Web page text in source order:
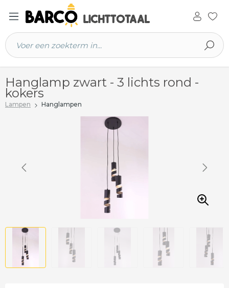
hoofdinhoud
Hanglamp zwart - 3 lichts rond -
kokers
Lampen Hanglampen